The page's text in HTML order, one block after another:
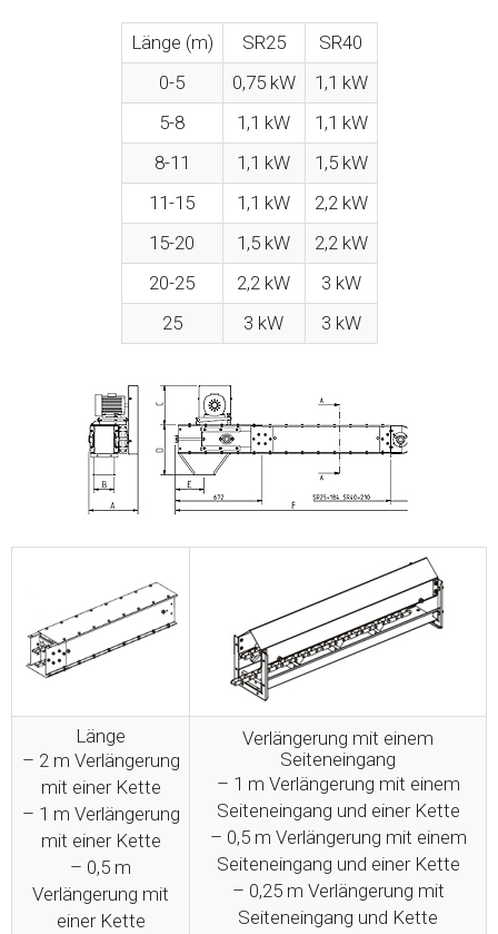
Länge (m) SR25
SR40
0-5
0,75 kW
1,1 kW
5-8
1,1 kW
1,1 kW
8-11
1,1 kW
1,5 kW
11-15
1,1 kW
2,2 kW
15-20
1,5 kW
2,2 kW
20-25
2,2 kW
3 kW
25
3 kW 3 kW
Länge
– 2 m Verlängerung
mit einer Kette
– 1 m Verlängerung
mit einer Kette
– 0,5 m
Verlängerung mit
einer Kette
Verlängerung mit einem
Seiteneingang
– 1 m Verlängerung mit einem
Seiteneingang und einer Kette
– 0,5 m Verlängerung mit einem
Seiteneingang und einer Kette
– 0,25 m Verlängerung mit
Seiteneingang und Kette